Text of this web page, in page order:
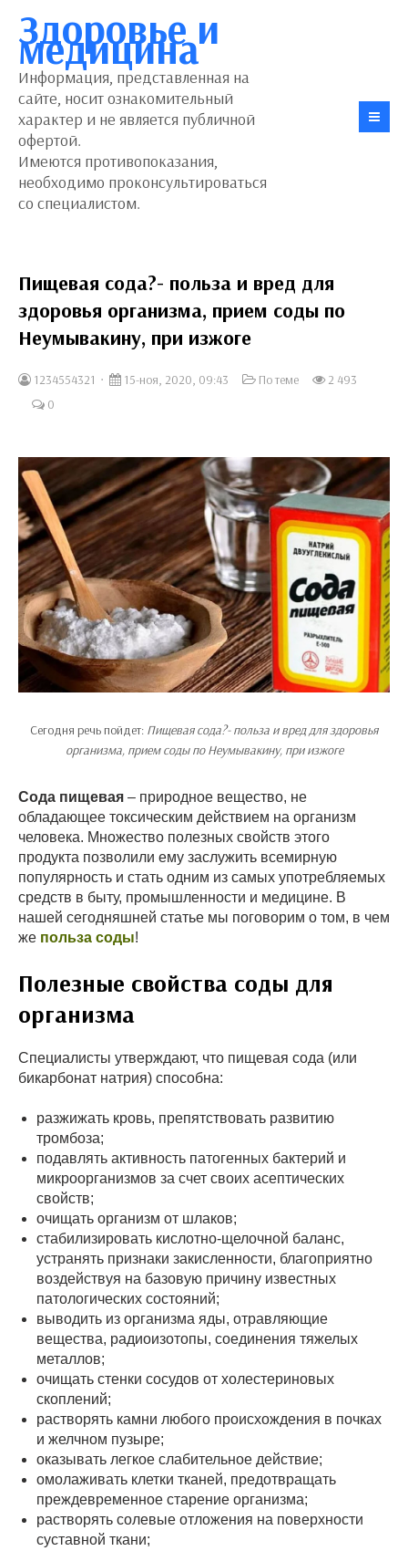
Здоровье и
медицина
Информация, представленная на
сайте, носит ознакомительный
характер и не является публичной
офертой.
Имеются противопоказания,
необходимо проконсультироваться
со специалистом.
Пищевая сода?- польза и вред для
здоровья организма, прием соды по
Неумывакину, при изжоге
1234554321 15-ноя, 2020, 09:43 По теме
2 493
0
Сегодня речь пойдет: Пищевая сода?- польза и вред для здоровья
организма, прием соды по Неумывакину, при изжоге
Сода пищевая – природное вещество, не
обладающее токсическим действием на организм
человека. Множество полезных свойств этого
продукта позволили ему заслужить всемирную
популярность и стать одним из самых употребляемых
средств в быту, промышленности и медицине. В
нашей сегодняшней статье мы поговорим о том, в чем
же польза соды!
Полезные свойства соды для
организма
Специалисты утверждают, что пищевая сода (или
бикарбонат натрия) способна:
разжижать кровь, препятствовать развитию
тромбоза;
подавлять активность патогенных бактерий и
микроорганизмов за счет своих асептических
свойств;
очищать организм от шлаков;
стабилизировать кислотно-щелочной баланс,
устранять признаки закисленности, благоприятно
воздействуя на базовую причину известных
патологических состояний;
выводить из организма яды, отравляющие
вещества, радиоизотопы, соединения тяжелых
металлов;
очищать стенки сосудов от холестериновых
скоплений;
растворять камни любого происхождения в почках
и желчном пузыре;
оказывать легкое слабительное действие;
омолаживать клетки тканей, предотвращать
преждевременное старение организма;
растворять солевые отложения на поверхности
суставной ткани;